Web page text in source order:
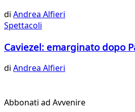
di Andrea Alfieri
Spettacoli
Caviezel: emarginato dopo
di Andrea Alfieri
Abbonati ad Avvenire